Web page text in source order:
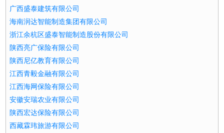
广西盛泰建筑有限公司
海南润达智能制造集团有限公司
浙江余杭区盛泰智能制造股份有限公司
陕西亮广保险有限公司
陕西尼亿教育有限公司
江西青毅金融有限公司
江西海网保险有限公司
安徽安瑞农业有限公司
陕西宏达保险有限公司
西藏霖玮旅游有限公司